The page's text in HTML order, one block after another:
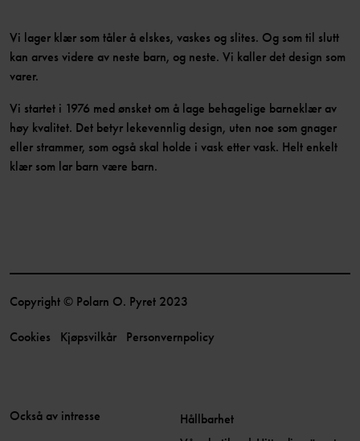
Vi lager klær som tåler å elskes, vaskes og slites. Og som til slutt
kan arves videre av neste barn, og neste. Vi kaller det design som
varer.
Vi startet i 1976 med ønsket om å lage behagelige barneklær av
høy kvalitet. Det betyr lekevennlig design, uten noe som gnager
eller strammer, som også skal holde i vask etter vask. Helt enkelt
klær som lar barn være barn.
Copyright © Polarn O. Pyret 2023
Cookies Kjøpsvilkår Personvernpolicy
Också av intresse
Hållbarhet